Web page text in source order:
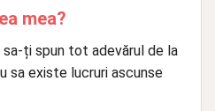
mea?
sa-ți spun tot adevărul de la
sa existe lucruri ascunse